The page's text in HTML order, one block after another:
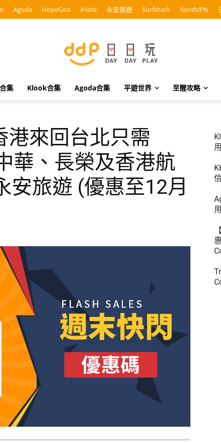
Agoda HopeGoo iHerb 永安旅遊 Surfshark NordVPN
集 Klook合集 Agoda合集 平遊世界 至醒攻略
港來回台北只需
華、長榮及香港航
安旅遊 (優惠至12月